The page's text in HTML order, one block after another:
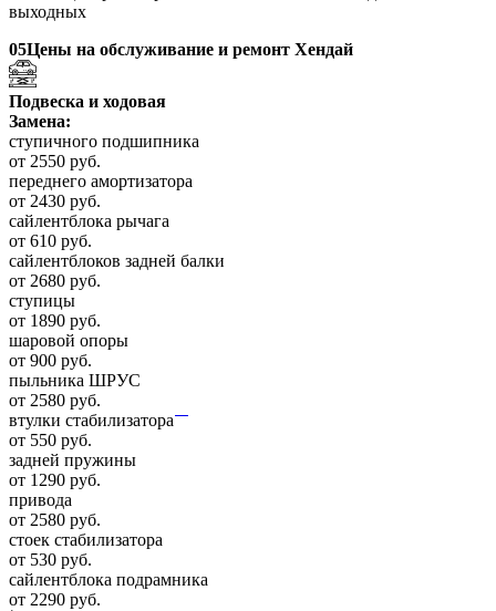
выходных
05Цены на обслуживание и ремонт Хендай
Подвеска и ходовая
Замена:
ступичного подшипника
от 2550 руб.
переднего амортизатора
от 2430 руб.
сайлентблока рычага
от 610 руб.
сайлентблоков задней балки
от 2680 руб.
ступицы
от 1890 руб.
шаровой опоры
от 900 руб.
пыльника ШРУС
от 2580 руб.
втулки стабилизатора
от 550 руб.
задней пружины
от 1290 руб.
привода
от 2580 руб.
стоек стабилизатора
от 530 руб.
сайлентблока подрамника
от 2290 руб.